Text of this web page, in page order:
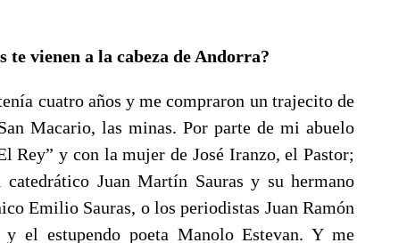
te vienen a la cabeza de Andorra?
cuatro años y me compraron un trajecito de
Macario, las minas. Por parte de mi abuelo
Rey” y con la mujer de José Iranzo, el Pastor;
Juan Martín Sauras y su hermano
Emilio Sauras, o los periodistas Juan Ramón
el estupendo poeta Manolo Estevan. Y me